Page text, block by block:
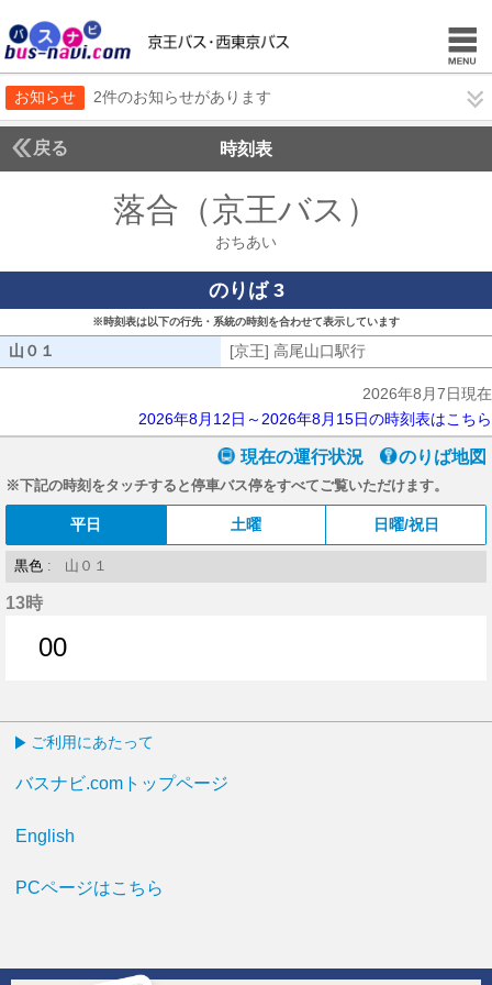
お知らせ 2件のお知らせがあります
戻る 時刻表
落合（京王バス）
おちあい
のりば 3
※時刻表は以下の行先・系統の時刻を合わせて表示しています
山０１ [京王] 高尾山口駅行
2026年8月7日現在
2026年8月12日～2026年8月15日の時刻表はこちら
現在の運行状況 のりば地図
※下記の時刻をタッチすると停車バス停をすべてご覧いただけます。
平日 土曜 日曜/祝日
黒色 : 山０１
13時
00
ご利用にあたって
バスナビ.comトップページ
English
PCページはこちら